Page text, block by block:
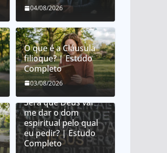
04/08/2026
O que é a Cláusula
filioque? | Estudo
Completo
03/08/2026
Como Deus distribui
Será que Deus vai
me dar o dom
espiritual pelo qual
eu pedir? | Estudo
Completo